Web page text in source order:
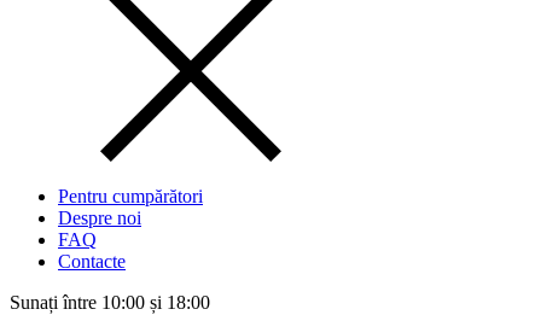
Pentru cumpărători
Despre noi
FAQ
Contacte
Sunați între 10:00 și 18:00